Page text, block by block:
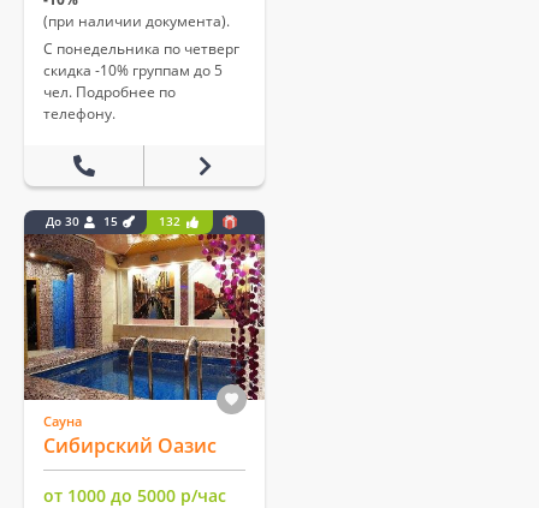
(при наличии документа).
С понедельника по четверг
скидка -10% группам до 5
чел. Подробнее по
телефону.
До 30 15 132
Сауна
Сибирский Оазис
от 1000 до 5000 р/час